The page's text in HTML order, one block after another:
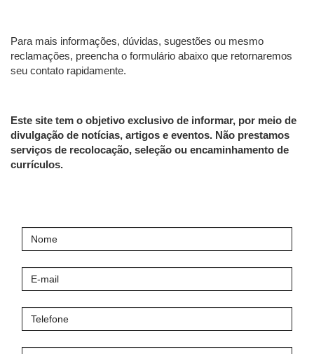
Para mais informações, dúvidas, sugestões ou mesmo
reclamações, preencha o formulário abaixo que retornaremos
seu contato rapidamente.
Este site tem o objetivo exclusivo de informar, por meio de
divulgação de notícias, artigos e eventos. Não prestamos
serviços de recolocação, seleção ou encaminhamento de
currículos.
mail